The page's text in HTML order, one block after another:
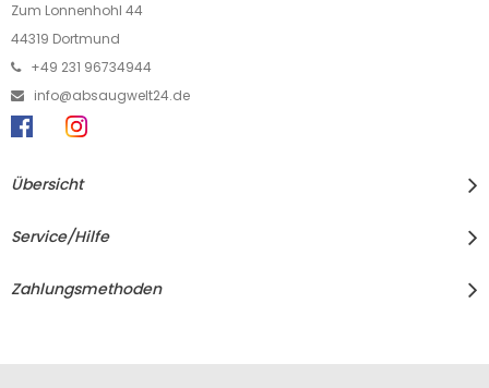
Zum Lonnenhohl 44
44319 Dortmund
+49 231 96734944
info@absaugwelt24.de
Übersicht
Service/Hilfe
Zahlungsmethoden